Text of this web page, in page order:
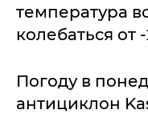
температура
колебаться от
Погоду в
антициклон